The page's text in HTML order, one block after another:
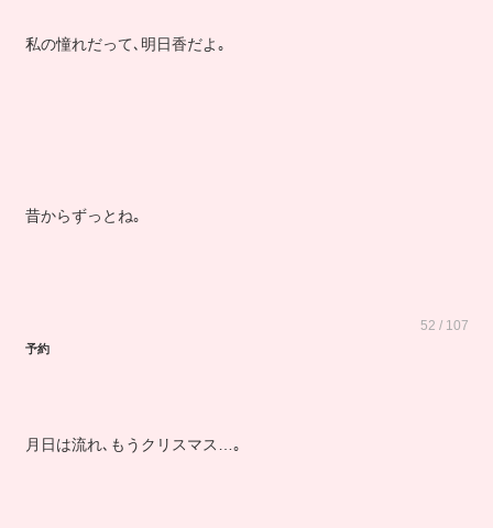
私の憧れだって､明日香だよ｡
昔からずっとね｡
52 / 107
予約
月日は流れ､もうクリスマス…｡